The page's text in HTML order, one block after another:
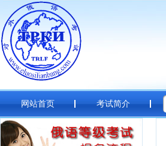
网站首页 考试简介